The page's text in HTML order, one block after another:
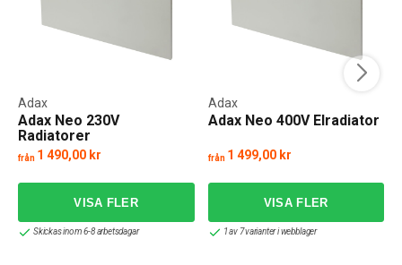
Adax Neo 230V
Radiatorer
Adax
från 1 490,00 kr
Skickas inom 6-8 arbetsdagar
Adax Neo 400V Elradiator
Adax
från 1 499,00 kr
1 av 7 varianter i webblager